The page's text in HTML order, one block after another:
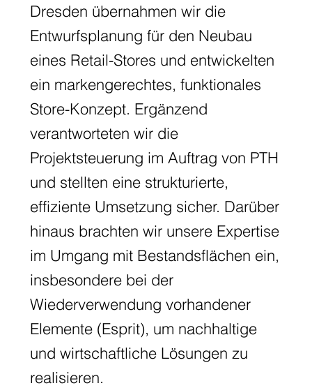
Dresden übernahmen wir die
Entwurfsplanung für den Neubau
eines Retail-Stores und entwickelten
ein markengerechtes, funktionales
Store-Konzept. Ergänzend
verantworteten wir die
Projektsteuerung im Auftrag von PTH
und stellten eine strukturierte,
effiziente Umsetzung sicher. Darüber
hinaus brachten wir unsere Expertise
im Umgang mit Bestandsflächen ein,
insbesondere bei der
Wiederverwendung vorhandener
Elemente (Esprit), um nachhaltige
und wirtschaftliche Lösungen zu
realisieren.